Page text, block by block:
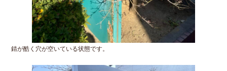
錆が酷く穴が空いている状態です。